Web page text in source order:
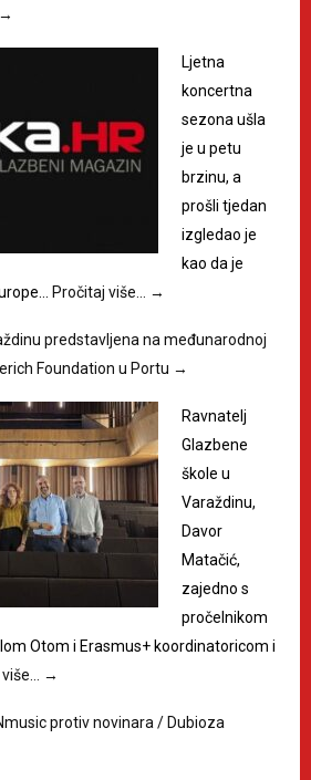
→
Ljetna
koncertna
sezona ušla
je u petu
brzinu, a
prošli tjedan
izgledao je
kao da je
Pročitaj više… →
predstavljena na međunarodnoj
Foundation u Portu →
Ravnatelj
Glazbene
škole u
Varaždinu,
Davor
Matačić,
zajedno s
pročelnikom
Otom i Erasmus+ koordinatoricom i
→
protiv novinara / Dubioza